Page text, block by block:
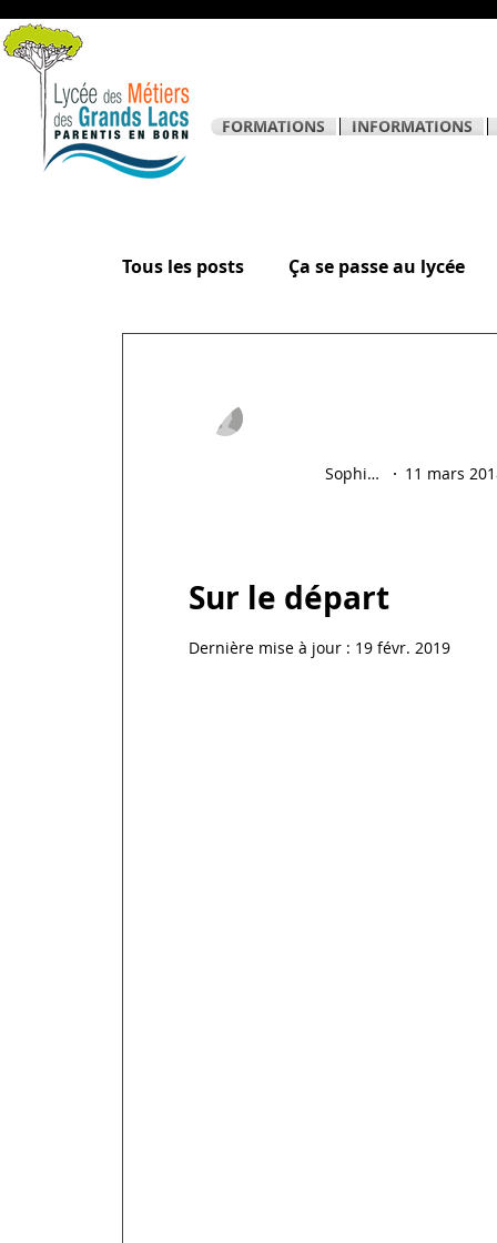
Tous les posts Ça se passe au lycée
Sophie Hostein 11 mars
Sur le départ
Dernière mise à jour : 19 févr. 2019
FORMATIONS INFORMATIONS